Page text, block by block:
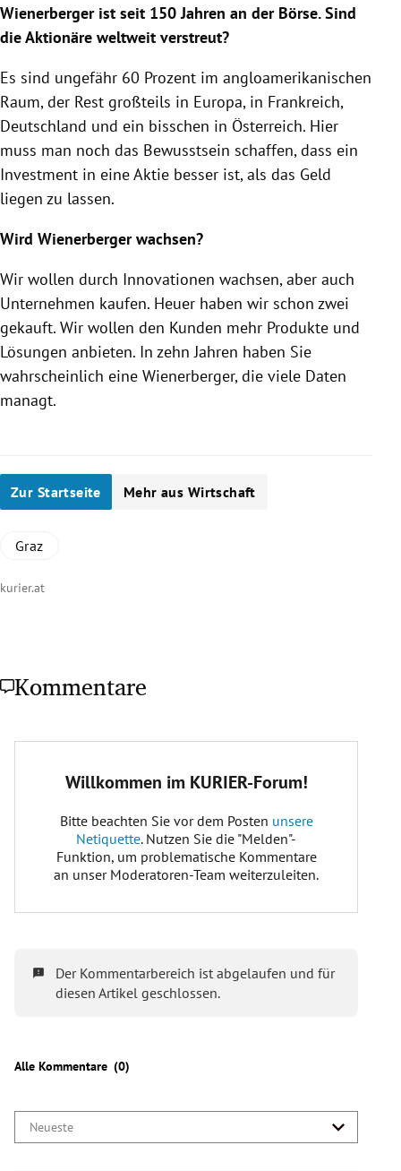
Wienerbergerist seit 150 Jahren an der Börse. Sind
die Aktionäre weltweit verstreut?
Es sind ungefähr 60 Prozent im angloamerikanischen
Raum, der Rest großteils in Europa, in Frankreich,
Deutschland und ein bisschen in Österreich. Hier
muss man noch das Bewusstsein schaffen, dass ein
Investment in eine Aktie besser ist, als das Geld
liegen zu lassen.
Wird Wienerbergerwachsen?
Wir wollen durch Innovationen wachsen, aber auch
Unternehmen kaufen. Heuer haben wir schon zwei
gekauft. Wir wollen den Kunden mehr Produkte und
Lösungen anbieten. In zehn Jahren haben Sie
wahrscheinlich eine Wienerberger, die viele Daten
managt.
Zur Startseite Mehr aus Wirtschaft
Graz
kurier.at
Kommentare